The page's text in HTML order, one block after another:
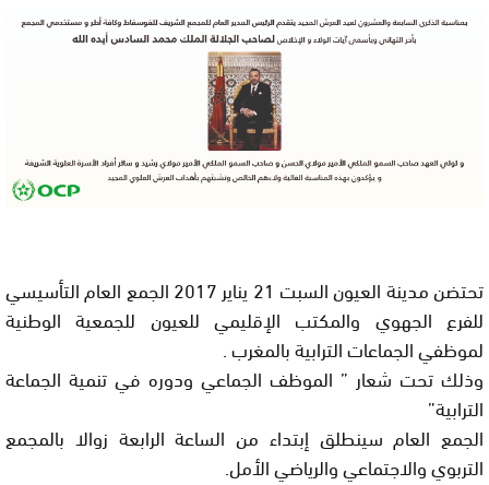
تحتضن مدينة العيون السبت 21 يناير 2017 الجمع العام التأسيسي
للفرع الجهوي والمكتب اﻹقليمي للعيون للجمعية الوطنية
لموظفي الجماعات الترابية بالمغرب .
وذلك تحت شعار ” الموظف الجماعي ودوره في تنمية الجماعة
الترابية”
الجمع العام سينطلق إبتداء من الساعة الرابعة زوالا بالمجمع
التربوي والاجتماعي والرياضي اﻷمل.